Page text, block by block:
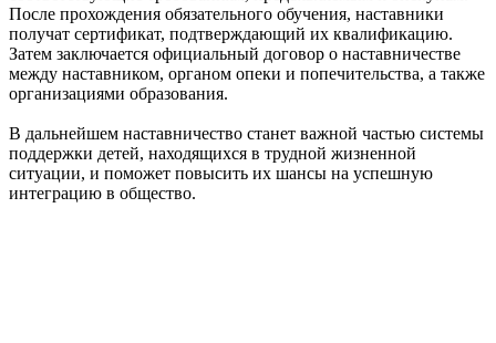
После прохождения обязательного обучения, наставники
получат сертификат, подтверждающий их квалификацию.
Затем заключается официальный договор о наставничестве
между наставником, органом опеки и попечительства, а также
организациями образования.
В дальнейшем наставничество станет важной частью системы
поддержки детей, находящихся в трудной жизненной
ситуации, и поможет повысить их шансы на успешную
интеграцию в общество.